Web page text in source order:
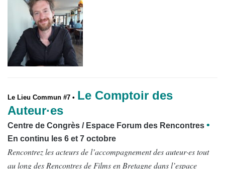
Le Lieu Commun #7 • Le Comptoir des
Auteur·es
Centre de Congrès / Espace Forum des Rencontres •
En continu les 6 et 7 octobre
Rencontrez les acteurs de l’accompagnement des auteur·es tout
au long des Rencontres de Films en Bretagne dans l’espace